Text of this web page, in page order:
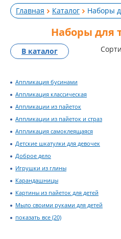
Главная Каталог Наборы
Наборы для
В каталог
Аппликация бусинами
Аппликация классическая
Аппликации из пайеток
Аппликации из пайеток и страз
Аппликация самоклеящаяся
Детские шкатулки для девочек
Доброе дело
Игрушки из глины
Карандашницы
Картины из пайеток для детей
Мыло своими руками для детей
показать все (20)